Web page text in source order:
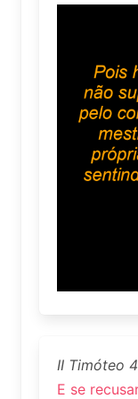
II Timóteo
E se